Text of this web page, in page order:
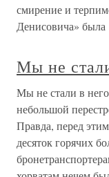
смирение и
Денисовича» была
Мы не
Мы не стали в
небольшой
Правда, перед
десяток горячих